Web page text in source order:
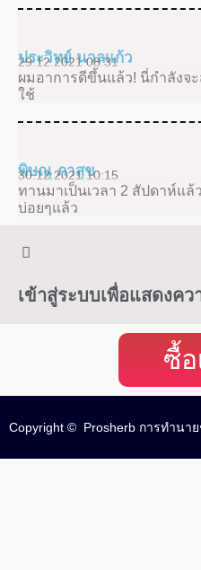
ประวิทย์ นวลแก้ว
29.12.2021 08:31
ผมอาการดีขึ้นแล้ว! นี่กำลังจ
ใช้
พิษณุ ภาสุข
30.12.2021 10:15
ทานมาเป็นเวลา 2 สัปดาห์แล้
บ่อยๆแล้ว
เข้าสู่ระบบเพื่อแสดงค
ซื้อ
Copyright © Prosherb การทำนา